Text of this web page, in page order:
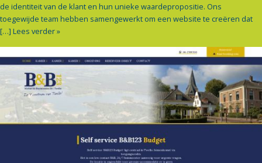
de identiteit van de klant en hun unieke waardepropositie. Ons
toegewijde team hebben samengewerkt om een website te creëren dat
[…] Lees verder »